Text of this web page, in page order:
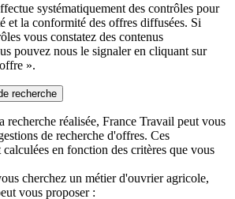
systématiquement des contrôles pour
et la conformité des offres diffusées. Si
vous constatez des contenus
pouvez nous le signaler en cliquant sur
».
recherche
recherche réalisée, France Travail peut vous
de recherche d'offres. Ces
calculées en fonction des critères que vous
cherchez un métier d'ouvrier agricole,
vous proposer :